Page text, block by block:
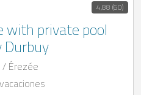
4,88 (60)
with private pool
Durbuy
/ Érezée